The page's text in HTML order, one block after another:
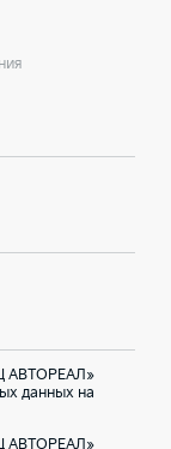
АВТОРЕАЛ»
данных на
АВТОРЕАЛ»